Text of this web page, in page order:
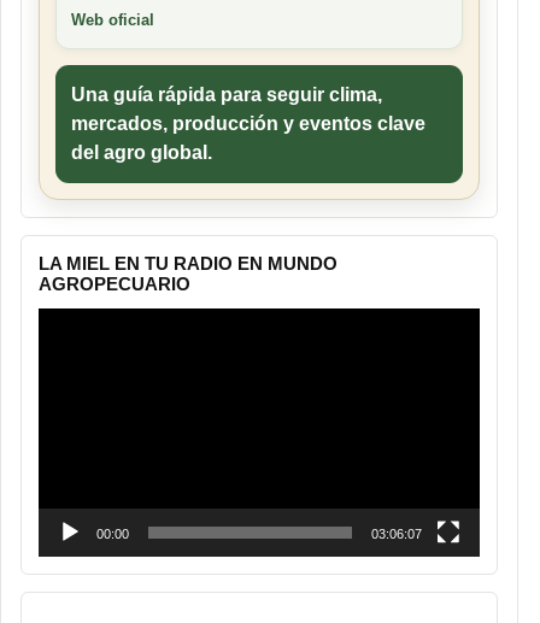
Web oficial
Una guía rápida para seguir clima,
mercados, producción y eventos clave
del agro global.
LA MIEL EN TU RADIO EN MUNDO
AGROPECUARIO
00:00 03:06:07